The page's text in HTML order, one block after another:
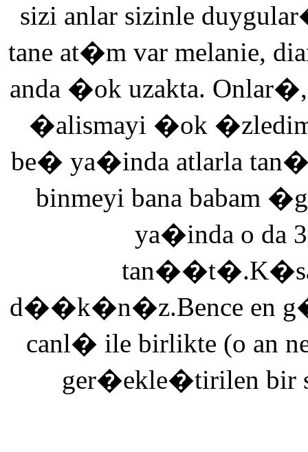
sizi anlar sizinle
tane at�m var melanie,
anda �ok uzakta.
�alismayi �ok
be� ya�inda atlarla
binmeyi bana babam
ya�inda o da
d��k�n�z.Bence en
canl� ile birlikte (o an
ger�ekle�tirilen bir